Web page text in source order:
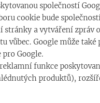
společností
cookie bude
a vytváření
vůbec. Google může
Google.
funkce
produktů),